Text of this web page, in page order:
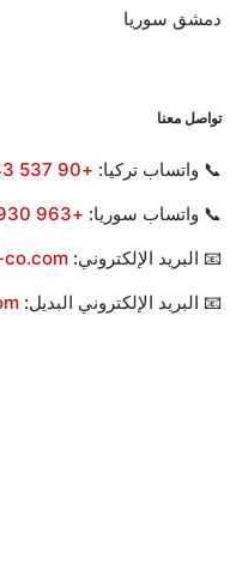
دمشق سوريا
تواصل معنا
📞 واتساب تركيا: +90 537 243 60 94
📞 واتساب سوريا: +963 930 481 797
📧 البريد الإلكتروني:
📧 البريد الإلكتروني البديل: